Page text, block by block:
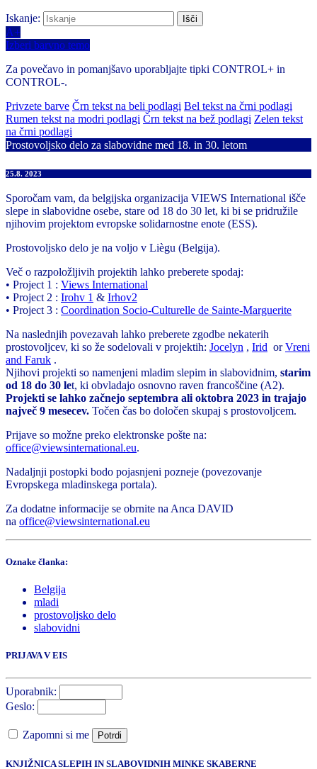
Iskanje:
A+
Izberi barvno temo
Za povečavo in pomanjšavo uporabljajte tipki CONTROL+ in
CONTROL-.
Privzete barve Črn tekst na beli podlagi Bel tekst na črni podlagi
Rumen tekst na modri podlagi Črn tekst na bež podlagi Zelen tekst
na črni podlagi
Prostovoljsko delo za slabovidne med 18. in 30. letom
25.8. 2023
Sporočam vam, da belgijska organizacija VIEWS International išče
slepe in slabovidne osebe, stare od 18 do 30 let, ki bi se pridružile
njihovim projektom evropske solidarnostne enote (ESS).
Prostovoljsko delo je na voljo v Liègu (Belgija).
Več o razpoložljivih projektih lahko preberete spodaj:
• Project 1 : Views International
• Project 2 : Irohv 1 & Irhov2
• Project 3 : Coordination Socio-Culturelle de Sainte-Marguerite
Na naslednjih povezavah lahko preberete zgodbe nekaterih
prostovoljcev, ki so že sodelovali v projektih: Jocelyn , Irid orVreni
and Faruk .
Njihovi projekti so namenjeni mladim slepim in slabovidnim, starim
od 18 do 30 let, ki obvladajo osnovno raven francoščine (A2).
Projekti se lahko začnejo septembra ali oktobra 2023 in trajajo
največ 9 mesecev. Točen čas bo določen skupaj s prostovoljcem.
Prijave so možne preko elektronske pošte na:
office@viewsinternational.eu.
Nadaljnji postopki bodo pojasnjeni pozneje (povezovanje
Evropskega mladinskega portala).
Za dodatne informacije se obrnite na Anca DAVID
na office@viewsinternational.eu
Oznake članka:
Belgija
mladi
prostovoljsko delo
slabovidni
PRIJAVA V EIS
Uporabnik:
Geslo:
Zapomni si me Potrdi
KNJIŽNICA SLEPIH IN SLABOVIDNIH MINKE SKABERNE